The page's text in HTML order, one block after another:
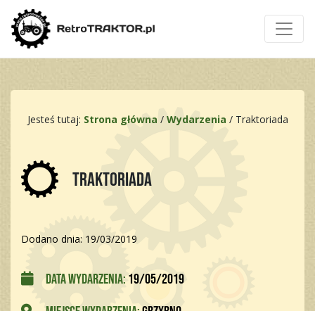
Jesteś tutaj: Strona główna / Wydarzenia / Traktoriada
Traktoriada
Dodano dnia: 19/03/2019
Data wydarzenia: 19/05/2019